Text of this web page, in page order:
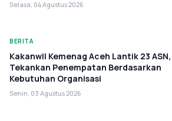
Selasa, 04 Agustus 2026
BERITA
Kakanwil Kemenag Aceh Lantik 23 ASN,
Tekankan Penempatan Berdasarkan
Kebutuhan Organisasi
Senin, 03 Agustus 2026